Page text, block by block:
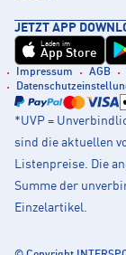
JETZT APP
Laden im
App Store
Impressum AGB
*UVP =
sind die aktuellen
Listenpreise. Die
Summe der
Einzelartikel.